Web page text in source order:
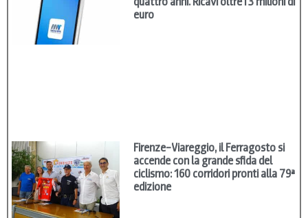
euro
Firenze–Viareggio, il Ferragosto si
accende con la grande sfida del
ciclismo: 160 corridori pronti alla 79ª
edizione